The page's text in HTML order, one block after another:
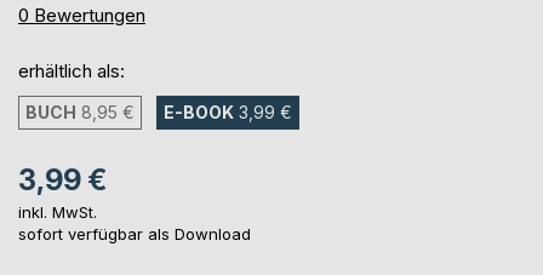
0%
0 Bewertungen
erhältlich als:
BUCH 8,95 € E-BOOK 3,99 €
3,99 €
inkl. MwSt.
sofort verfügbar als Download